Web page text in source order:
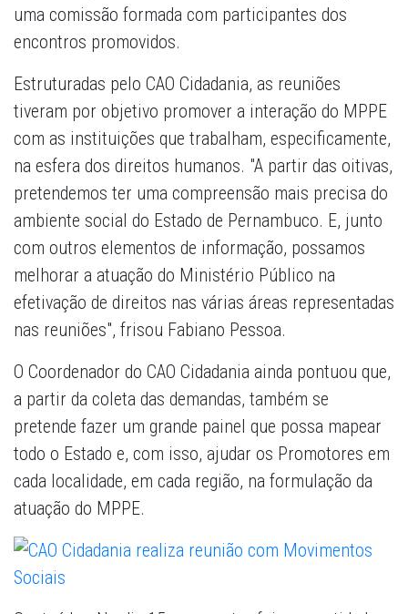
uma comissão formada com participantes dos
encontros promovidos.
Estruturadas pelo CAO Cidadania, as reuniões
tiveram por objetivo promover a interação do MPPE
com as instituições que trabalham, especificamente,
na esfera dos direitos humanos. "A partir das oitivas,
pretendemos ter uma compreensão mais precisa do
ambiente social do Estado de Pernambuco. E, junto
com outros elementos de informação, possamos
melhorar a atuação do Ministério Público na
efetivação de direitos nas várias áreas representadas
nas reuniões", frisou Fabiano Pessoa.
O Coordenador do CAO Cidadania ainda pontuou que,
a partir da coleta das demandas, também se
pretende fazer um grande painel que possa mapear
todo o Estado e, com isso, ajudar os Promotores em
cada localidade, em cada região, na formulação da
atuação do MPPE.